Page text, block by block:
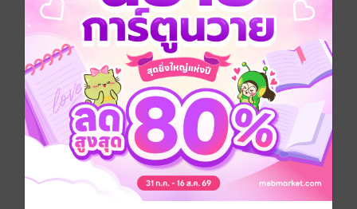
หนังสือพิมพ์ข่าวสด วันอังคารที่ 9 กรกฎาคม พ.ศ.2562
ประเภทไฟล์ pdf
วันที่วางขาย 08 กรกฎาคม 2562
ความยาว 24 หน้า
ราคาปก 10 บาท
ฉบับย้อนหลัง ดูทั้งหมด